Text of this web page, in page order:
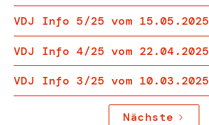
VDJ Info 5/25 vom 15.05.2025
VDJ Info 4/25 vom 22.04.2025
VDJ Info 3/25 vom 10.03.2025
Nächste